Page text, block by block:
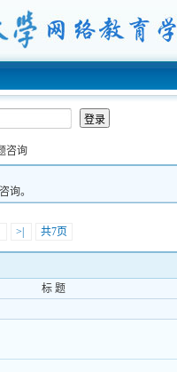
咨询
询。
>| 共7页
标 题